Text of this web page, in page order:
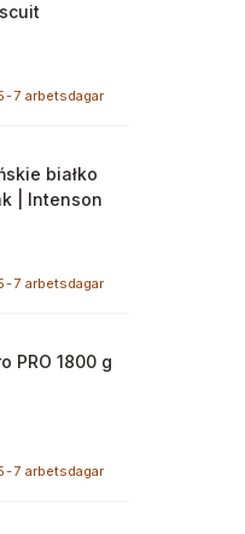
7 arbetsdagar
białko
| Intenson
7 arbetsdagar
PRO 1800 g
7 arbetsdagar